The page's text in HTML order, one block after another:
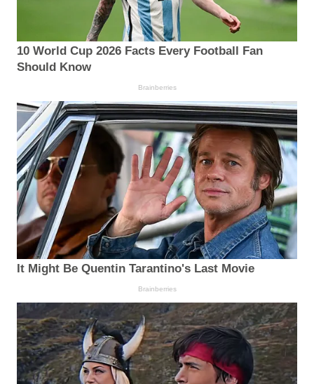
10 World Cup 2026 Facts Every Football Fan
Should Know
Brainberries
It Might Be Quentin Tarantino's Last Movie
Brainberries